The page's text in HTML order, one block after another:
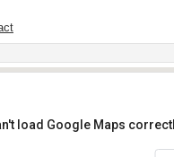
load Google Maps